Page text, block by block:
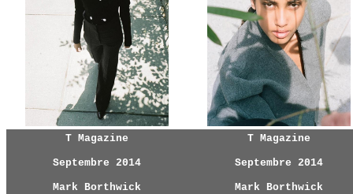
T Magazine
Septembre 2014
Mark Borthwick
T Magazine
Septembre 2014
Mark Borthwick